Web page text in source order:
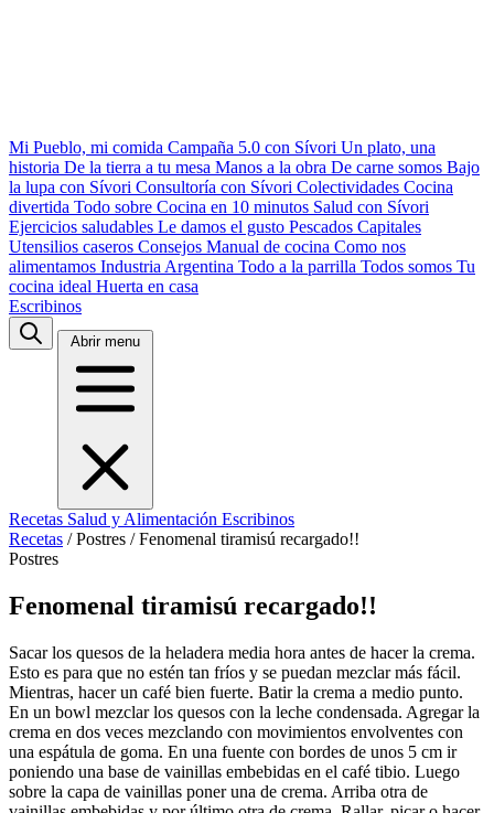
Mi Pueblo, mi comida Campaña 5.0 con Sívori Un plato, una
historia De la tierra a tu mesa Manos a la obra De carne somos Bajo
la lupa con Sívori Consultoría con Sívori Colectividades Cocina
divertida Todo sobre Cocina en 10 minutos Salud con Sívori
Ejercicios saludables Le damos el gusto Pescados Capitales
Utensilios caseros Consejos Manual de cocina Como nos
alimentamos Industria Argentina Todo a la parrilla Todos somos Tu
cocina ideal Huerta en casa
Escribinos
Abrir menu
Recetas Salud y Alimentación Escribinos
Recetas / Postres / Fenomenal tiramisú recargado!!
Postres
Fenomenal tiramisú recargado!!
Sacar los quesos de la heladera media hora antes de hacer la crema.
Esto es para que no estén tan fríos y se puedan mezclar más fácil.
Mientras, hacer un café bien fuerte. Batir la crema a medio punto.
En un bowl mezclar los quesos con la leche condensada. Agregar la
crema en dos veces mezclando con movimientos envolventes con
una espátula de goma. En una fuente con bordes de unos 5 cm ir
poniendo una base de vainillas embebidas en el café tibio. Luego
sobre la capa de vainillas poner una de crema. Arriba otra de